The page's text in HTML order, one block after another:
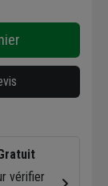
vérifier